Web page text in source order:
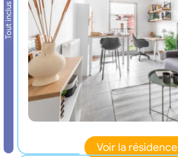
Tout inclus
Voir la résidence